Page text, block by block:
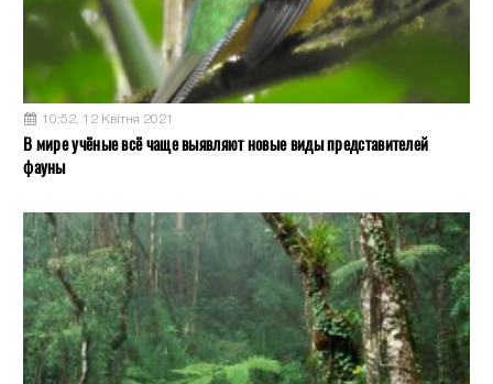
10:52, 12 Квітня 2021
В мире учёные всё чаще выявляют новые виды представителей
фауны